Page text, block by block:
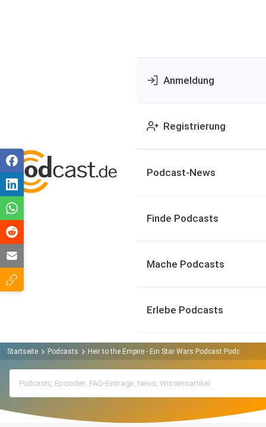
Anmeldung
Registrierung
Podcast-News
Finde Podcasts
Mache Podcasts
Erlebe Podcasts
Startseite Podcasts Heir to the Empire - Ein Star Wars Podcast Podcast